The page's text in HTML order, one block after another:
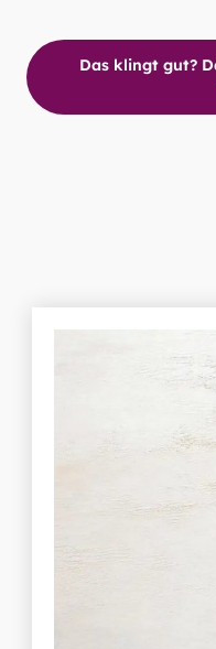
Das klingt gut?